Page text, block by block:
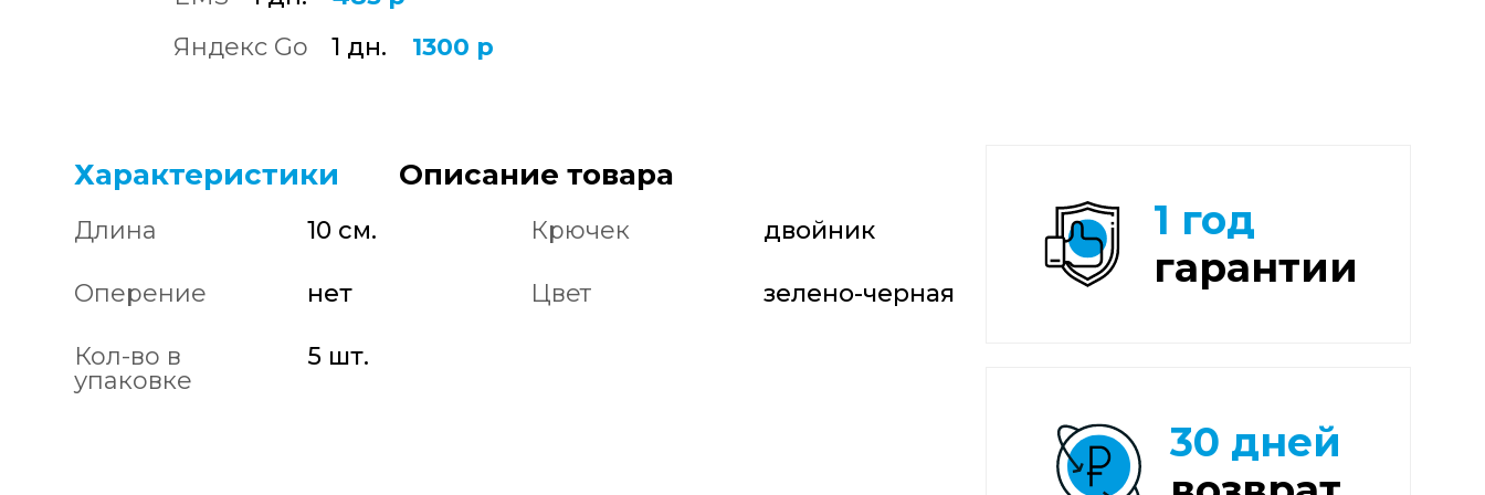
Яндекс Go
1 дн. 1300 р
Характеристики Описание товара
Длина 10 см. Крючек двойник
Оперение нет Цвет зелено-черная
Кол-во в
упаковке
5 шт.
1 год
гарантии
30 дней